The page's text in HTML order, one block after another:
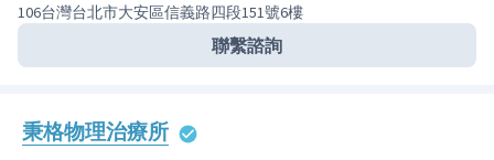
106台灣台北市大安區信義路四段151號6樓
聯繫諮詢
秉格物理治療所